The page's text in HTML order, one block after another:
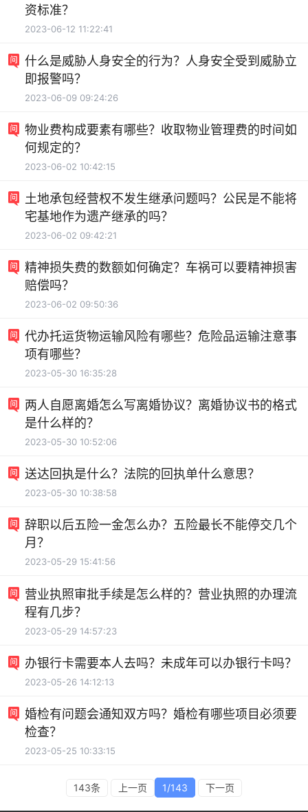
资标准？
2023-06-12 11:22:41
什么是威胁人身安全的行为？人身安全受到威胁立
即报警吗？
2023-06-09 09:24:26
物业费构成要素有哪些？收取物业管理费的时间如
何规定的？
2023-06-02 10:42:15
土地承包经营权不发生继承问题吗？公民是不能将
宅基地作为遗产继承的吗？
2023-06-02 09:42:21
精神损失费的数额如何确定？车祸可以要精神损害
赔偿吗？
2023-06-02 09:50:36
代办托运货物运输风险有哪些？危险品运输注意事
项有哪些？
2023-05-30 16:35:28
两人自愿离婚怎么写离婚协议？离婚协议书的格式
是什么样的？
2023-05-30 10:52:06
送达回执是什么？法院的回执单什么意思？
2023-05-30 10:38:58
辞职以后五险一金怎么办？五险最长不能停交几个
月？
2023-05-29 15:41:56
营业执照审批手续是怎么样的？营业执照的办理流
程有几步？
2023-05-29 14:57:23
办银行卡需要本人去吗？未成年可以办银行卡吗？
2023-05-26 14:12:13
婚检有问题会通知双方吗？婚检有哪些项目必须要
检查？
2023-05-25 10:33:15
143条 上一页 1/143 下一页